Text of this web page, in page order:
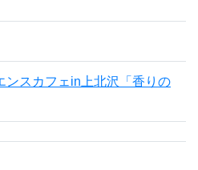
ンスカフェin上北沢「香りの